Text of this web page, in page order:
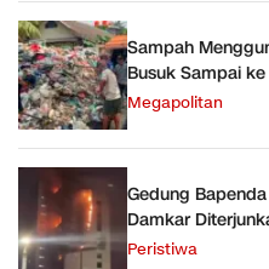
Sampah
Busuk Sampai
Megapolitan
Gedung
Damkar
Peristiwa